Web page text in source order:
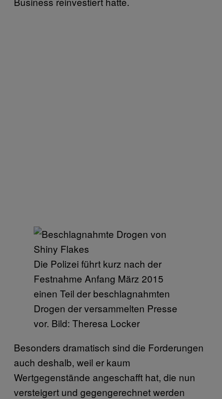
Die Polizei führt kurz nach der
Festnahme Anfang März 2015
einen Teil der beschlagnahmten
Drogen der versammelten Presse
vor. Bild: Theresa Locker
Besonders dramatisch sind die Forderungen
auch deshalb, weil er kaum
Wertgegenstände angeschafft hat, die nun
versteigert und gegengerechnet werden